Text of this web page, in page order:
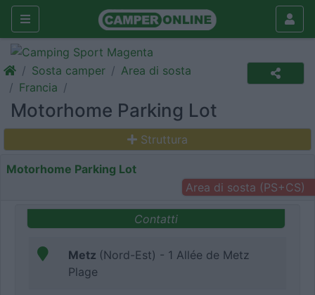
Sosta camper
Area di sosta
Francia
Motorhome Parking Lot
Struttura
Motorhome Parking Lot
Area di sosta (PS+CS)
Contatti
Metz (Nord-Est) - 1 Allée de Metz
Plage